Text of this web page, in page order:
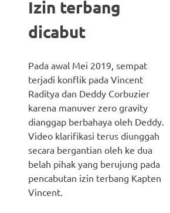
Izin terbang
dicabut
Pada awal Mei 2019, sempat
terjadi konflik pada Vincent
Raditya dan Deddy Corbuzier
karena manuver zero gravity
dianggap berbahaya oleh Deddy.
Video klarifikasi terus diunggah
secara bergantian oleh ke dua
belah pihak yang berujung pada
pencabutan izin terbang Kapten
Vincent.